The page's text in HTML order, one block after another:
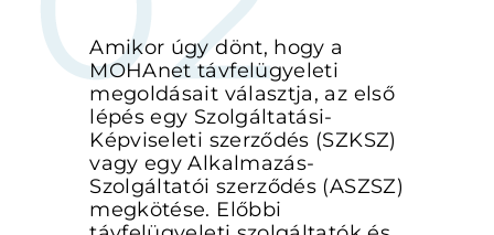
Amikor úgy dönt, hogy a
MOHAnet távfelügyeleti
megoldásait választja, az első
lépés egy Szolgáltatási-
Képviseleti szerződés (SZKSZ)
vagy egy Alkalmazás-
Szolgáltatói szerződés (ASZSZ)
megkötése. Előbbi